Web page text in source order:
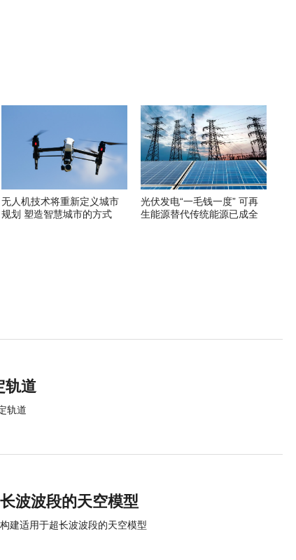
无人机技术将重新定义城市
规划 塑造智慧城市的方式
光伏发电“一毛钱一度” 可再
生能源替代传统能源已成全
轨道
轨道
波波段的天空模型
建适用于超长波波段的天空模型